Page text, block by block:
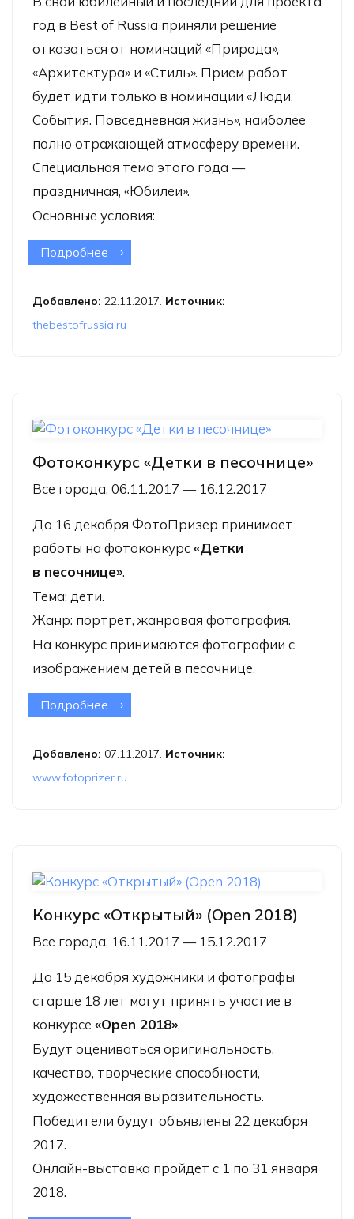
год в Best of Russia приняли решение
отказаться от номинаций «Природа»,
«Архитектура» и «Стиль». Прием работ
будет идти только в номинации «Люди.
События. Повседневная жизнь», наиболее
полно отражающей атмосферу времени.
Специальная тема этого года —
праздничная, «Юбилеи».
Основные условия:
Подробнее о Фотоконкурс Best of Russia-2017
Добавлено: 22.11.2017. Источник:
thebestofrussia.ru
Фотоконкурс «Детки в песочнице»
Все города, 06.11.2017 — 16.12.2017
До 16 декабря ФотоПризер принимает
работы на фотоконкурс«Детки
в песочнице».
Тема: дети.
Жанр: портрет, жанровая фотография.
На конкурс принимаются фотографии с
изображением детей в песочнице.
Подробнее о Фотоконкурс «Детки в песочнице»
Добавлено: 07.11.2017. Источник:
www.fotoprizer.ru
Конкурс «Открытый» (Open 2018)
Все города, 16.11.2017 — 15.12.2017
До 15 декабря художники и фотографы
старше 18 лет могут принять участие в
конкурсе «Open 2018».
Будут оцениваться оригинальность,
качество, творческие способности,
художественная выразительность.
Победители будут объявлены 22 декабря
2017.
Онлайн-выставка пройдет с 1 по 31 января
2018.